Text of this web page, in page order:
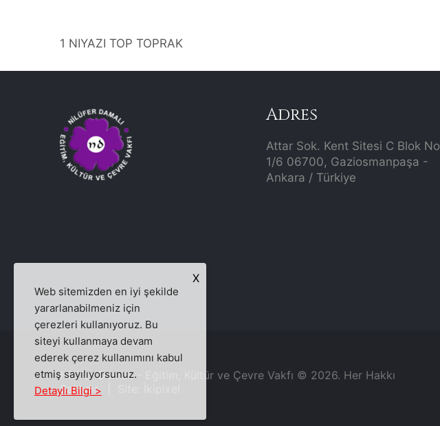
1 NIYAZI TOP TOPRAK
Adres
Attar Sok. Kent Sitesi C Blok No
1/6 06700, Gaziosmanpaşa -
Ankara / Türkiye
Nilüfer Damalı - Eğitim, Kültür ve Çevre Vakfı © 2026. Her Hakkı
Saklıdır. | Site:
Web sitemizden en iyi şekilde
yararlanabilmeniz için
çerezleri kullanıyoruz. Bu
siteyi kullanmaya devam
ederek çerez kullanımını kabul
etmiş sayılıyorsunuz.
Detaylı Bilgi >
X